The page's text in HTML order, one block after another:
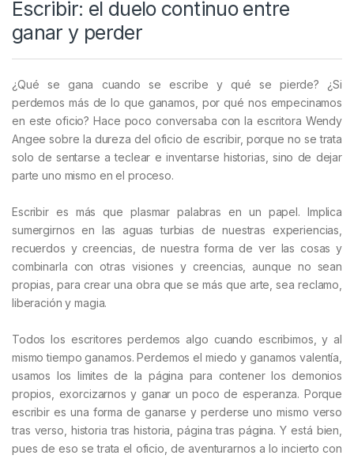
Escribir: el duelo continuo entre
ganar y perder
¿Qué se gana cuando se escribe y qué se pierde? ¿Si
perdemos más de lo que ganamos, por qué nos empecinamos
en este oficio? Hace poco conversaba con la escritora Wendy
Angee sobre la dureza del oficio de escribir, porque no se trata
solo de sentarse a teclear e inventarse historias, sino de dejar
parte uno mismo en el proceso.
Escribir es más que plasmar palabras en un papel. Implica
sumergirnos en las aguas turbias de nuestras experiencias,
recuerdos y creencias, de nuestra forma de ver las cosas y
combinarla con otras visiones y creencias, aunque no sean
propias, para crear una obra que se más que arte, sea reclamo,
liberación y magia.
Todos los escritores perdemos algo cuando escribimos, y al
mismo tiempo ganamos. Perdemos el miedo y ganamos valentía,
usamos los limites de la página para contener los demonios
propios, exorcizarnos y ganar un poco de esperanza. Porque
escribir es una forma de ganarse y perderse uno mismo verso
tras verso, historia tras historia, página tras página. Y está bien,
pues de eso se trata el oficio, de aventurarnos a lo incierto con